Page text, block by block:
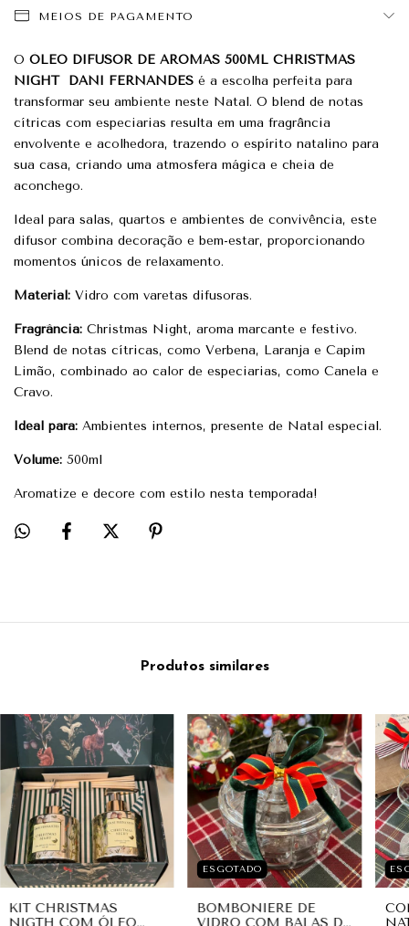
MEIOS DE PAGAMENTO
O ÓLEO DIFUSOR DE AROMAS 500ML CHRISTMAS
NIGHT DANI FERNANDES é a escolha perfeita para
transformar seu ambiente neste Natal. O blend de notas
cítricas com especiarias resulta em uma fragrância
envolvente e acolhedora, trazendo o espírito natalino para
sua casa, criando uma atmosfera mágica e cheia de
aconchego.
Ideal para salas, quartos e ambientes de convivência, este
difusor combina decoração e bem-estar, proporcionando
momentos únicos de relaxamento.
Material: Vidro com varetas difusoras.
Fragrância: Christmas Night, aroma marcante e festivo.
Blend de notas cítricas, como Verbena, Laranja e Capim
Limão, combinado ao calor de especiarias, como Canela e
Cravo.
Ideal para: Ambientes internos, presente de Natal especial.
Volume: 500ml
Aromatize e decore com estilo nesta temporada!
Produtos similares
KIT CHRISTMAS
ESGOTADO
BOMBONIERE DE